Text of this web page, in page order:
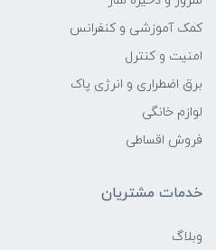
کمک آموزشی و کنفرانس
امنیت و کنترل
برق اضطراری و انرژی پاک
لوازم خانگی
فروش اقساطی
خدمات مشتریان
وبلاگ